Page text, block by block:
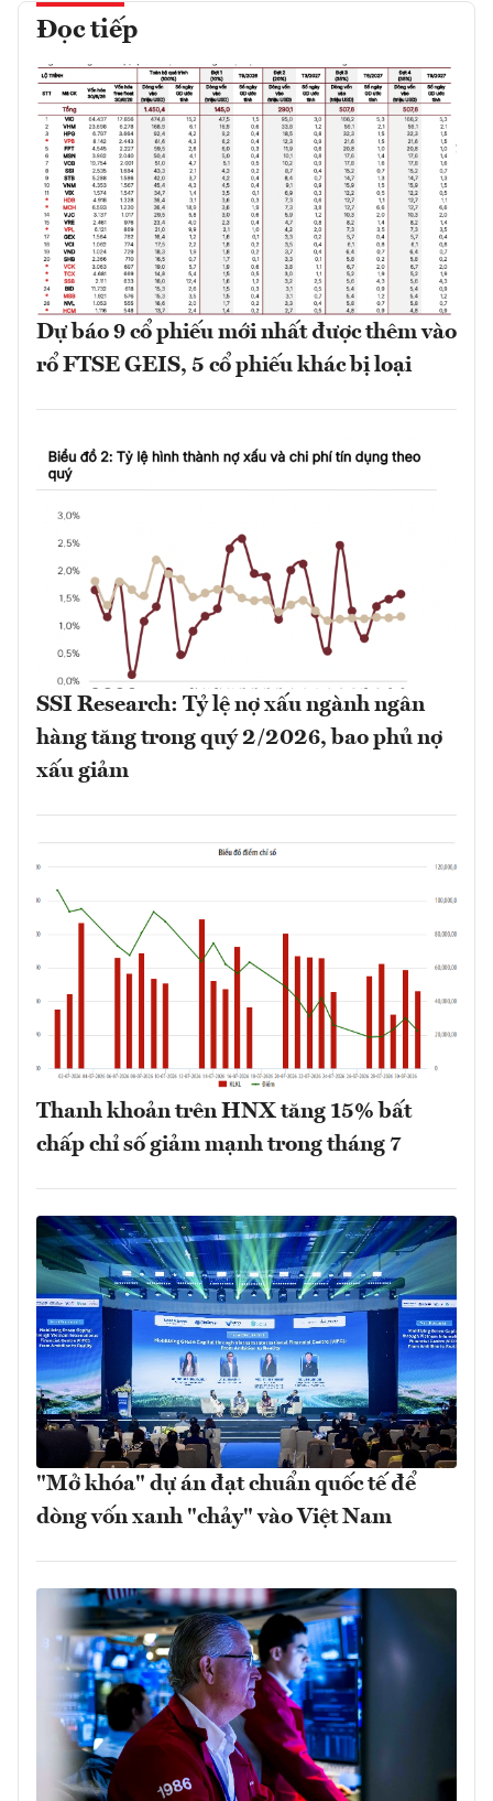
Đọc tiếp
Dự báo 9 cổ phiếu mới nhất được thêm vào
rổ FTSE GEIS, 5 cổ phiếu khác bị loại
SSI Research: Tỷ lệ nợ xấu ngành ngân
hàng tăng trong quý 2/2026, bao phủ nợ
xấu giảm
Thanh khoản trên HNX tăng 15% bất
chấp chỉ số giảm mạnh trong tháng 7
"Mở khóa" dự án đạt chuẩn quốc tế để
dòng vốn xanh "chảy" vào Việt Nam